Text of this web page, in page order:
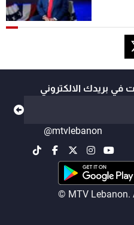
في بريدك الالكتروني
@mtvlebanon
© MTV Lebanon.